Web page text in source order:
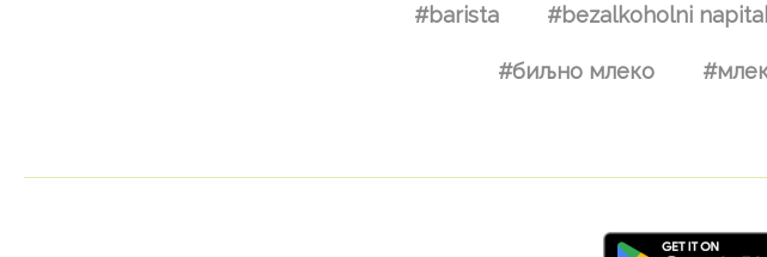
#barista #bezalkoholni
#биљно млеко